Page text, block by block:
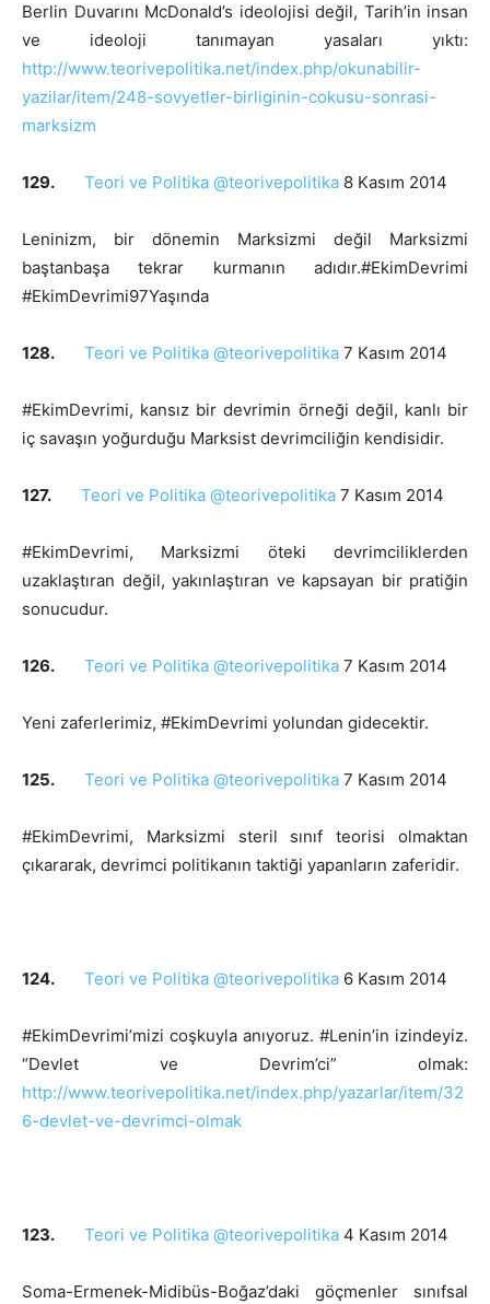
Berlin Duvarını McDonald’s ideolojisi değil, Tarih’in insan
ve ideoloji tanımayan yasaları yıktı:
http://www.teorivepolitika.net/index.php/okunabilir-
yazilar/item/248-sovyetler-birliginin-cokusu-sonrasi-
marksizm
129. Teori ve Politika @teorivepolitika 8 Kasım 2014
Leninizm, bir dönemin Marksizmi değil Marksizmi
baştanbaşa tekrar kurmanın adıdır.#EkimDevrimi
#EkimDevrimi97Yaşında
128. Teori ve Politika @teorivepolitika 7 Kasım 2014
#EkimDevrimi, kansız bir devrimin örneği değil, kanlı bir
iç savaşın yoğurduğu Marksist devrimciliğin kendisidir.
127. Teori ve Politika @teorivepolitika 7 Kasım 2014
#EkimDevrimi, Marksizmi öteki devrimciliklerden
uzaklaştıran değil, yakınlaştıran ve kapsayan bir pratiğin
sonucudur.
126. Teori ve Politika @teorivepolitika 7 Kasım 2014
Yeni zaferlerimiz, #EkimDevrimi yolundan gidecektir.
125. Teori ve Politika @teorivepolitika 7 Kasım 2014
#EkimDevrimi, Marksizmi steril sınıf teorisi olmaktan
çıkararak, devrimci politikanın taktiği yapanların zaferidir.
124. Teori ve Politika @teorivepolitika 6 Kasım 2014
#EkimDevrimi’mizi coşkuyla anıyoruz. #Lenin’in izindeyiz.
“Devlet ve Devrim’ci” olmak:
http://www.teorivepolitika.net/index.php/yazarlar/item/32
6-devlet-ve-devrimci-olmak
123. Teori ve Politika @teorivepolitika 4 Kasım 2014
Soma-Ermenek-Midibüs-Boğaz’daki göçmenler sınıfsal